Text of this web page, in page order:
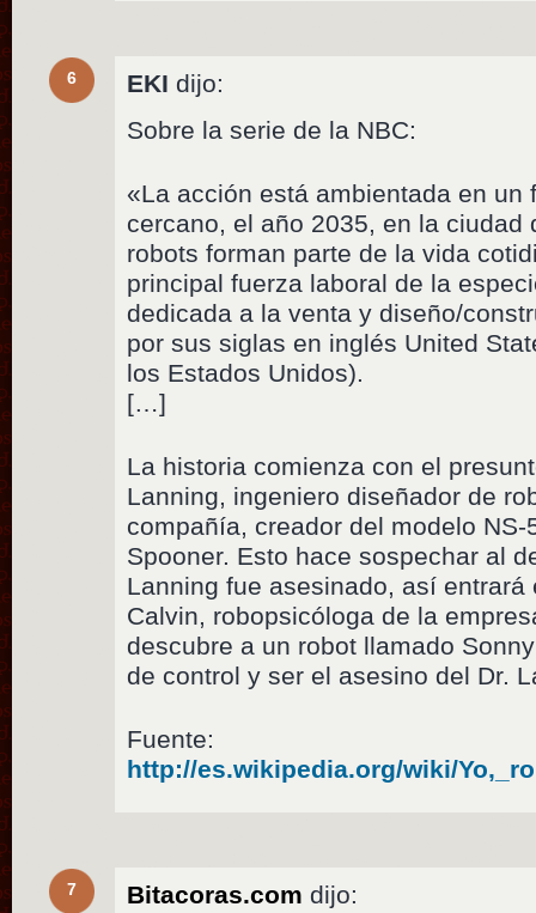
6 EKI dijo:
Sobre la serie de la NBC:
«La acción está ambientada en un
cercano, el año 2035, en la ciudad
robots forman parte de la vida
principal fuerza laboral de la
dedicada a la venta y diseño/
por sus siglas en inglés United
los Estados Unidos).
[…]
La historia comienza con el
Lanning, ingeniero diseñador de
compañía, creador del modelo
Spooner. Esto hace sospechar al
Lanning fue asesinado, así
Calvin, robopsicóloga de la
descubre a un robot llamado
de control y ser el asesino del Dr.
Fuente:
http://es.wikipedia.org/wiki/
7 Bitacoras.com dijo: